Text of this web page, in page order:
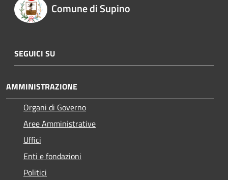
Comune di Supino
SEGUICI SU
AMMINISTRAZIONE
Organi di Governo
Aree Amministrative
Uffici
Enti e fondazioni
Politici